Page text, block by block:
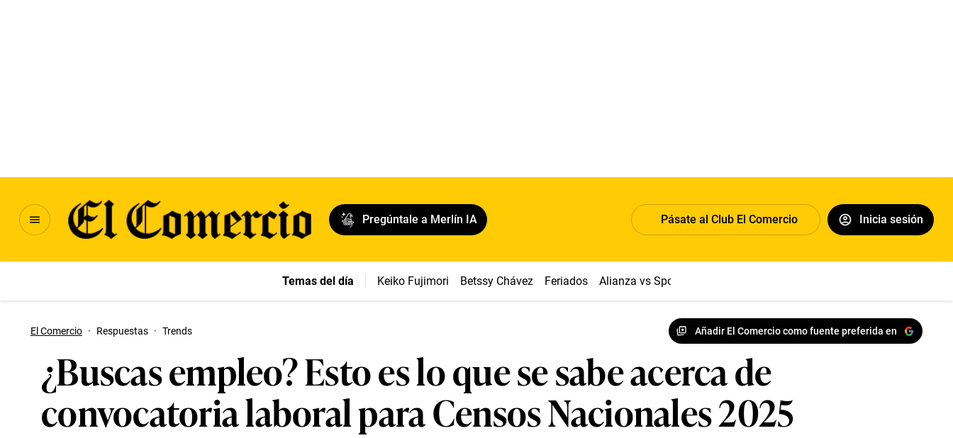
Pregúntale a Merlín IA Pásate al Club El Comercio Inicia sesión
Temas del día Keiko Fujimori Betssy Chávez Feriados Alianza vs Sport Boys
El Comercio · Respuestas · Trends Añadir El Comercio como fuente preferida en
¿Buscas empleo? Esto es lo que se sabe acerca de
convocatoria laboral para Censos Nacionales 2025